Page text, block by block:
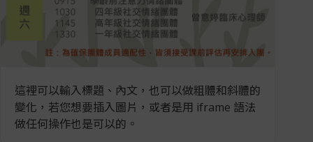
這裡可以輸入標題、內文，也可以做粗體和斜體的
變化，若您想要插入圖片，或者是用 iframe 語法
做任何操作也是可以的。